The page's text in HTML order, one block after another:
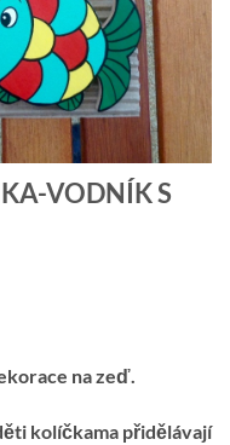
VODNÍK S
na zeď.
kolíčkama přidělávají